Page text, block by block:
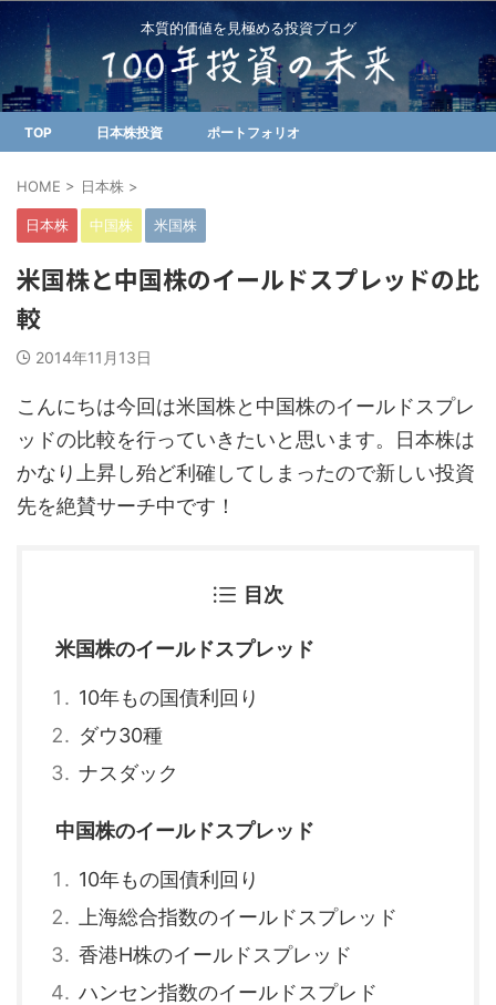
本質的価値を見極める投資ブログ
TOP 日本株投資 ポートフォリオ
HOME > 日本株 >
日本株 中国株 米国株
米国株と中国株のイールドスプレッドの比
較
2014年11月13日
こんにちは今回は米国株と中国株のイールドスプレ
ッドの比較を行っていきたいと思います。日本株は
かなり上昇し殆ど利確してしまったので新しい投資
先を絶賛サーチ中です！
目次
米国株のイールドスプレッド
10年もの国債利回り
ダウ30種
ナスダック
中国株のイールドスプレッド
10年もの国債利回り
上海総合指数のイールドスプレッド
香港H株のイールドスプレッド
ハンセン指数のイールドスプレド